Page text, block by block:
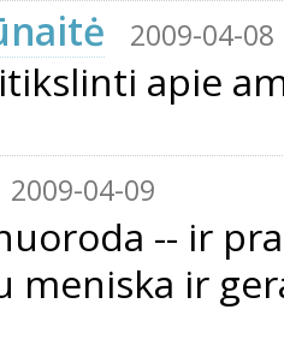
2009-04-08
apie
2009-04-09
-- ir
meniska ir